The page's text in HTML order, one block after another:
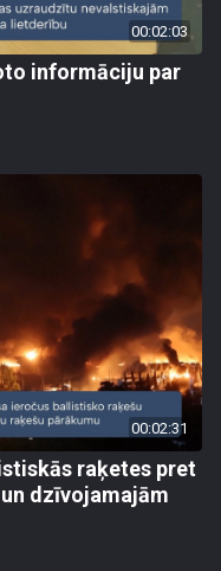
00:02:03
informāciju par
00:02:31
raķetes pret
dzīvojamajām